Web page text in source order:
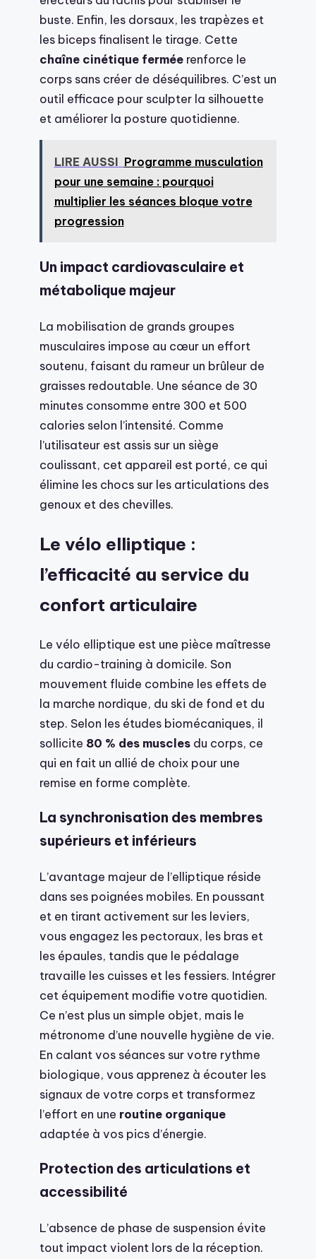
buste. Enfin, les dorsaux, les trapèzes et
les biceps finalisent le tirage. Cette
chaîne cinétique fermée renforce le
corps sans créer de déséquilibres. C’est un
outil efficace pour sculpter la silhouette
et améliorer la posture quotidienne.
LIRE AUSSI Programme musculation
pour une semaine : pourquoi
multiplier les séances bloque votre
progression
Un impact cardiovasculaire et
métabolique majeur
La mobilisation de grands groupes
musculaires impose au cœur un effort
soutenu, faisant du rameur un brûleur de
graisses redoutable. Une séance de 30
minutes consomme entre 300 et 500
calories selon l’intensité. Comme
l’utilisateur est assis sur un siège
coulissant, cet appareil est porté, ce qui
élimine les chocs sur les articulations des
genoux et des chevilles.
Le vélo elliptique :
l’efficacité au service du
confort articulaire
Le vélo elliptique est une pièce maîtresse
du cardio-training à domicile. Son
mouvement fluide combine les effets de
la marche nordique, du ski de fond et du
step. Selon les études biomécaniques, il
sollicite 80 % des muscles du corps, ce
qui en fait un allié de choix pour une
remise en forme complète.
La synchronisation des membres
supérieurs et inférieurs
L’avantage majeur de l’elliptique réside
dans ses poignées mobiles. En poussant
et en tirant activement sur les leviers,
vous engagez les pectoraux, les bras et
les épaules, tandis que le pédalage
travaille les cuisses et les fessiers. Intégrer
cet équipement modifie votre quotidien.
Ce n’est plus un simple objet, mais le
métronome d’une nouvelle hygiène de vie.
En calant vos séances sur votre rythme
biologique, vous apprenez à écouter les
signaux de votre corps et transformez
l’effort en une routine organique
adaptée à vos pics d’énergie.
Protection des articulations et
accessibilité
L’absence de phase de suspension évite
tout impact violent lors de la réception.